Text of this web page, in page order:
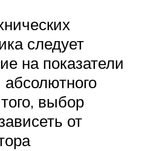
следует
на показатели
абсолютного
выбор
от